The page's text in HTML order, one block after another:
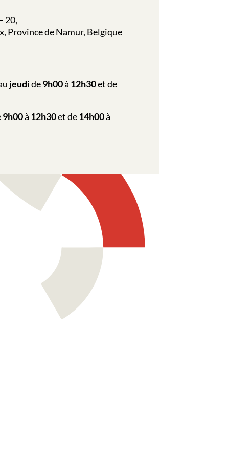
20,
Province de Namur, Belgique
jeudide9h00à 12h30et de
9h00à 12h30et de14h00à